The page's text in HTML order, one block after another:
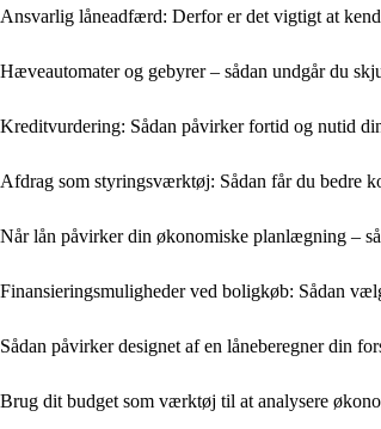
Ansvarlig låneadfærd: Derfor er det vigtigt at
Hæveautomater og gebyrer – sådan undgår du
Kreditvurdering: Sådan påvirker fortid og nutid
Afdrag som styringsværktøj: Sådan får du bedre
Når lån påvirker din økonomiske planlægning –
Finansieringsmuligheder ved boligkøb: Sådan
Sådan påvirker designet af en låneberegner din
Brug dit budget som værktøj til at analysere